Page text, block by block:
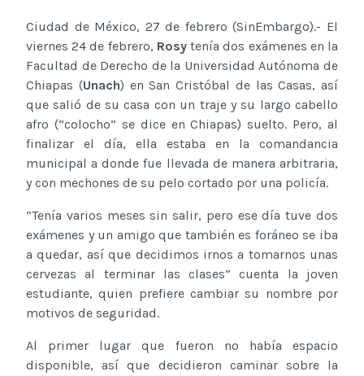
Ciudad de México, 27 de febrero (SinEmbargo).- El
viernes 24 de febrero, Rosytenía dos exámenes en la
Facultad de Derecho de la Universidad Autónoma de
Chiapas (Unach) en San Cristóbal de las Casas, así
que salió de su casa con un traje y su largo cabello
afro (“colocho” se dice en Chiapas) suelto. Pero, al
finalizar el día, ella estaba en la comandancia
municipal a donde fue llevada de manera arbitraria,
y con mechones de su pelo cortado por una policía.
“Tenía varios meses sin salir, pero ese día tuve dos
exámenes y un amigo que también es foráneo se iba
a quedar, así que decidimos irnos a tomarnos unas
cervezas al terminar las clases” cuenta la joven
estudiante, quien prefiere cambiar su nombre por
motivos de seguridad.
Al primer lugar que fueron no había espacio
disponible, así que decidieron caminar sobre la